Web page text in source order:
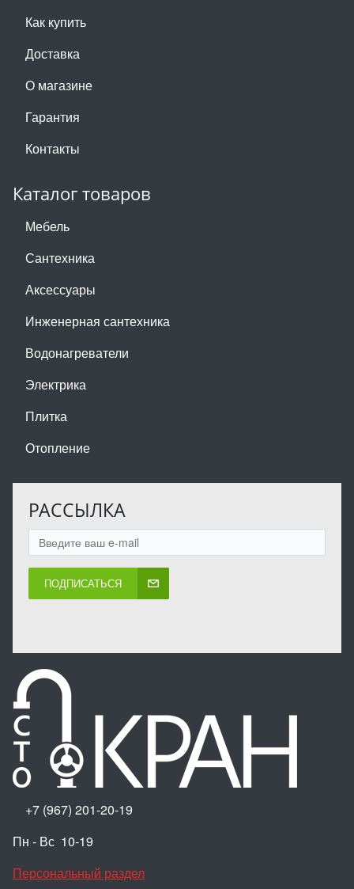
Как купить
Доставка
О магазине
Гарантия
Контакты
Каталог товаров
Мебель
Сантехника
Аксессуары
Инженерная сантехника
Водонагреватели
Электрика
Плитка
Отопление
РАССЫЛКА
ПОДПИСАТЬСЯ
+7 (967) 201-20-19
Пн - Вс 10-19
Персональный раздел